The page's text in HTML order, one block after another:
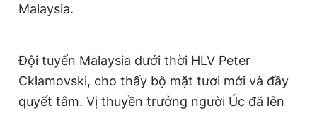
Malaysia.
Đội tuyển Malaysia dưới thời HLV Peter
Cklamovski, cho thấy bộ mặt tươi mới và đầy
quyết tâm. Vị thuyền trưởng người Úc đã lên